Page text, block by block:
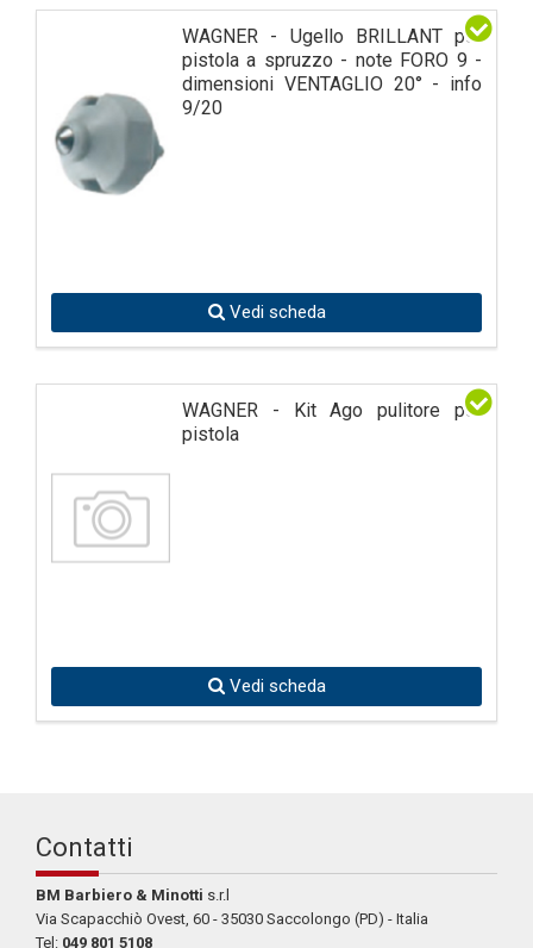
WAGNER - Ugello BRILLANT per
pistola a spruzzo - note FORO 9 -
dimensioni VENTAGLIO 20° - info
9/20
Vedi scheda
WAGNER - Kit Ago pulitore per
pistola
Vedi scheda
Contatti
BM Barbiero & Minotti s.r.l
Via Scapacchiò Ovest, 60 - 35030 Saccolongo (PD) - Italia
Tel: 049 801 5108